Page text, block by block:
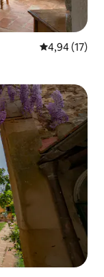
Gemiddelde
4,94 (17)